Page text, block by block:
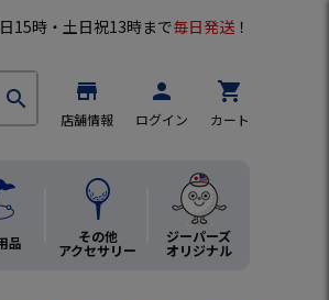
15時・土日祝13時まで毎日発送 ！
search store
店舗情報
person
ログイン
shopping_cart
カート
品 その他
アクセサリー
ジーパーズ
オリジナル